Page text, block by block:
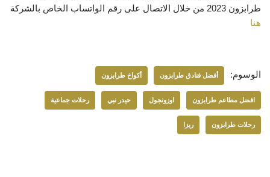
طرابزون 2023
من خلال الاتصال على رقم الواتساب الخاص بالشركة
هنا
الوسوم: أفضل فنادق طرابزون أكواخ طرابزون
افضل مطاعم طرابزون اوزونجول حيدر نبي رحلات جماعية
رحلات طرابزون ريزا